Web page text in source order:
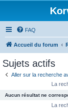
FAQ
Accueil du forum
Sujets actifs
Aller sur la recherche
La
Aucun résultat ne
La